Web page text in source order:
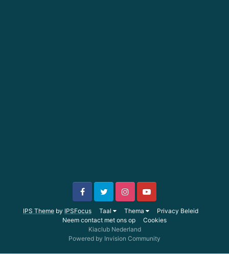
IPS Theme by IPSFocus Taal Thema
Privacy Beleid
Neem contact met ons op
Cookies
Kiaclub Nederland
Powered by Invision Community